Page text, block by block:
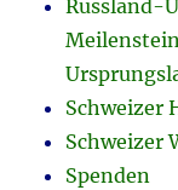
Russland-
Schweizer
Schweizer
Spenden